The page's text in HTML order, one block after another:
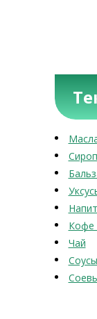
Кофе
Чай
Соусы